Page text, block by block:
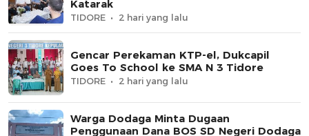
Katarak
TIDORE 2 hari yang lalu
Gencar Perekaman KTP-el, Dukcapil
Goes To School ke SMA N 3 Tidore
TIDORE 2 hari yang lalu
Warga Dodaga Minta Dugaan
Penggunaan Dana BOS SD Negeri Dodaga